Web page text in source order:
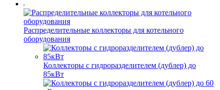
Распределительные коллекторы для котельного
оборудования
Коллекторы с гидроразделителем (дублер) до
85кВт